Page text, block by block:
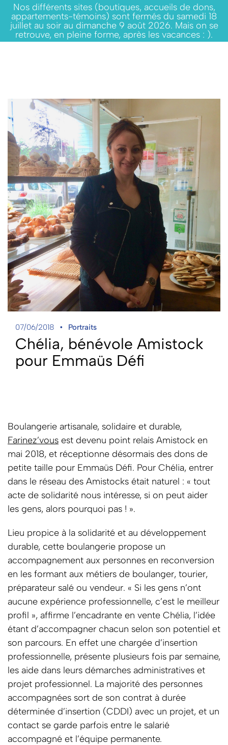
Nos différents sites (boutiques, accueils de dons,
appartements-témoins) sont fermés du samedi 18
juillet au soir au dimanche 9 août 2026. Mais on se
retrouve, en pleine forme, après les vacances : ).
07/06/2018 Portraits
Chélia, bénévole Amistock
pour Emmaüs Défi
Boulangerie artisanale, solidaire et durable,
Farinez’vous est devenu point relais Amistock en
mai 2018, et réceptionne désormais des dons de
petite taille pour Emmaüs Défi. Pour Chélia, entrer
dans le réseau des Amistocks était naturel : « tout
acte de solidarité nous intéresse, si on peut aider
les gens, alors pourquoi pas ! ».
Lieu propice à la solidarité et au développement
durable, cette boulangerie propose un
accompagnement aux personnes en reconversion
en les formant aux métiers de boulanger, tourier,
préparateur salé ou vendeur. « Si les gens n’ont
aucune expérience professionnelle, c’est le meilleur
profil », affirme l’encadrante en vente Chélia, l’idée
étant d’accompagner chacun selon son potentiel et
son parcours. En effet une chargée d’insertion
professionnelle, présente plusieurs fois par semaine,
les aide dans leurs démarches administratives et
projet professionnel. La majorité des personnes
accompagnées sort de son contrat à durée
déterminée d’insertion (CDDI) avec un projet, et un
contact se garde parfois entre le salarié
accompagné et l’équipe permanente.